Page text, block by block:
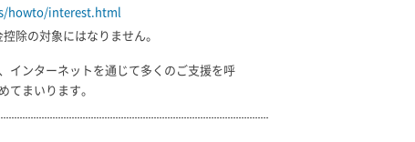
howto/interest.html
除の対象にはなりません。
インターネットを通じて多くのご支援を呼
まいります。